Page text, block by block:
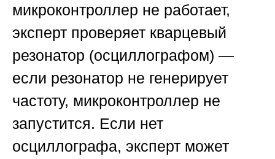
микроконтроллер не работает,
эксперт проверяет кварцевый
резонатор (осциллографом) —
если резонатор не генерирует
частоту, микроконтроллер не
запустится. Если нет
осциллографа, эксперт может